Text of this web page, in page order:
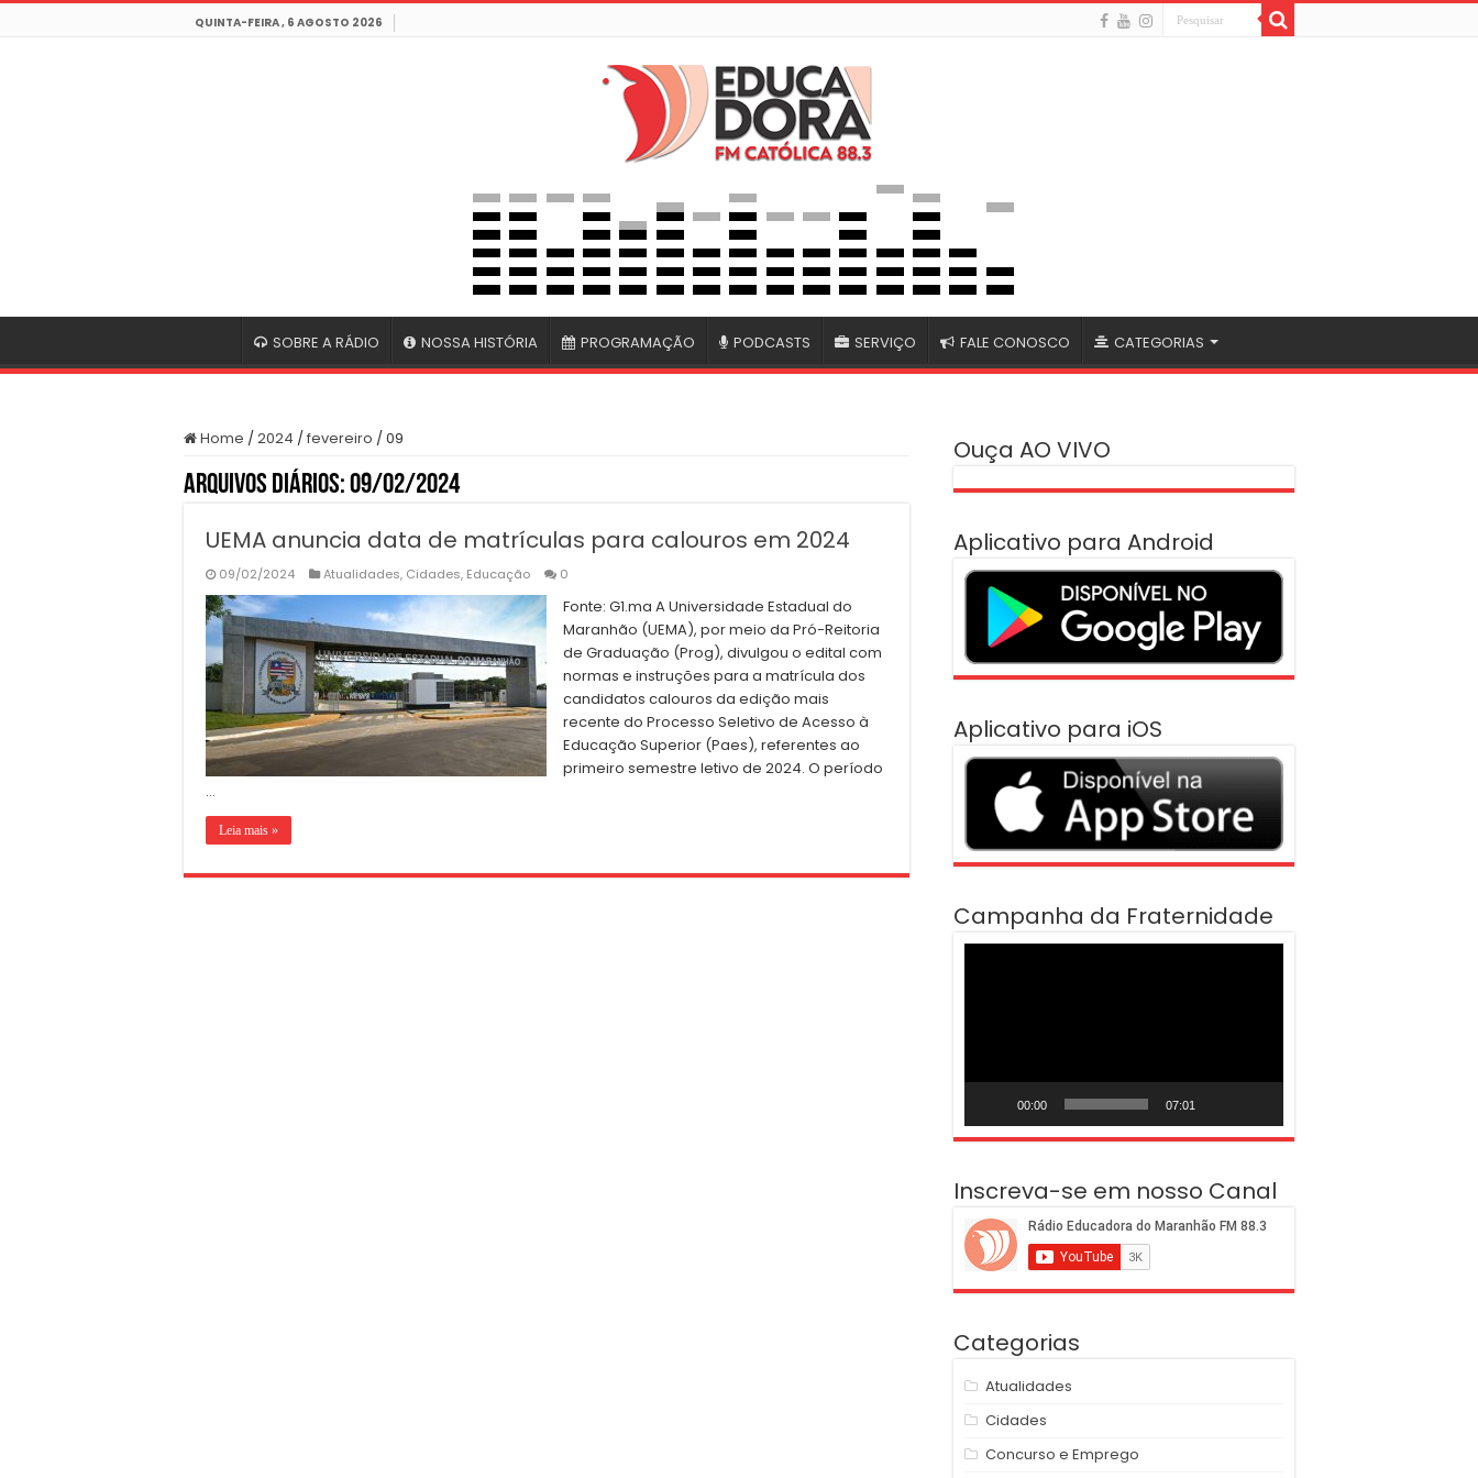
QUINTA-FEIRA , 6 AGOSTO 2026
SOBRE A RÁDIO NOSSA HISTÓRIA PROGRAMAÇÃO PODCASTS SERVIÇO FALE CONOSCO CATEGORIAS
Home /2024 /fevereiro /09
Arquivos Diários:09/02/2024
UEMA anuncia data de matrículas para calouros em 2024
09/02/2024 Atualidades, Cidades, Educação 0
Fonte: G1.ma A Universidade Estadual do
Maranhão (UEMA), por meio da Pró-Reitoria
de Graduação (Prog), divulgou o edital com
normas e instruções para a matrícula dos
candidatos calouros da edição mais
recente do Processo Seletivo de Acesso à
Educação Superior (Paes), referentes ao
primeiro semestre letivo de 2024. O período
…
Leia mais »
Ouça AO VIVO
Aplicativo para Android
Aplicativo para iOS
Campanha da Fraternidade
00:00 07:01
Inscreva-se em nosso Canal
Categorias
Atualidades
Cidades
Concurso e Emprego